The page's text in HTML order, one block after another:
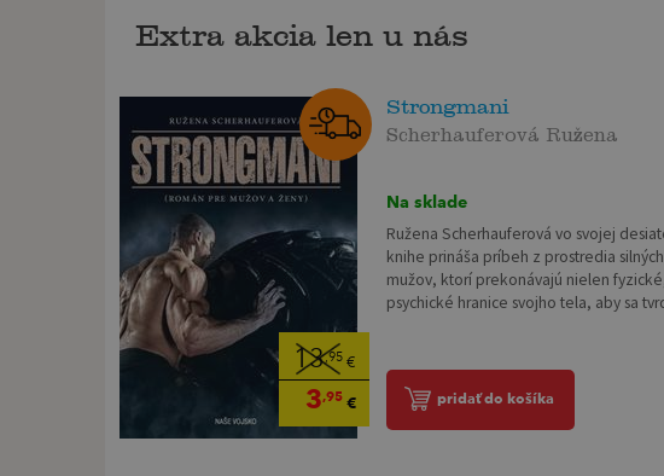
Extra akcia len u nás
13,95 €
3,95 €
Strongmani
Scherhauferová Ružena
Na sklade
Ružena Scherhauferová vo svojej
knihe prináša príbeh z prostredia silných
mužov, ktorí prekonávajú nielen
psychické hranice svojho tela, aby sa
pridať do košíka